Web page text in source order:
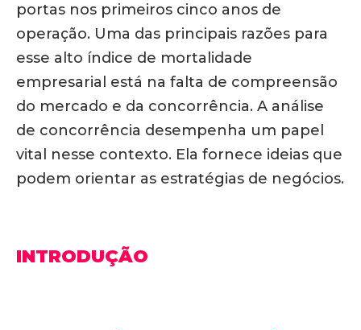
portas nos primeiros cinco anos de
operação. Uma das principais razões para
esse alto índice de mortalidade
empresarial está na falta de compreensão
do mercado e da concorrência. A análise
de concorrência desempenha um papel
vital nesse contexto. Ela fornece ideias que
podem orientar as estratégias de negócios.
INTRODUÇÃO